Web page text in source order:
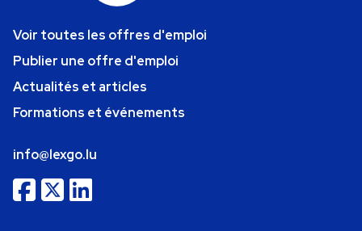
Voir toutes les offres d'emploi
Publier une offre d'emploi
Actualités et articles
Formations et événements
info@lexgo.lu